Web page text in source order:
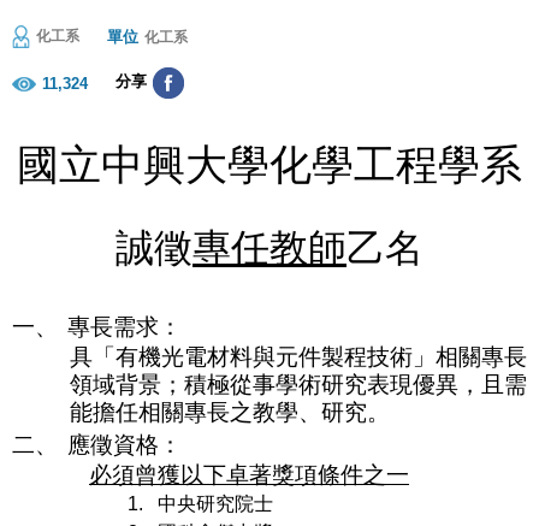
化工系 單位 化工系
11,324 分享
國立中興大學化學工程學系
誠徵專任教師乙名
一、
專長需求：
具「有機光電材料與元件製程技術 」相關專長
領域背景；積極從事學術研究表現優異，且需
能擔任相關專長之教學、研究。
二、
應徵資格：
必須曾獲以下卓著獎項條件之一
1.
中央研究院士